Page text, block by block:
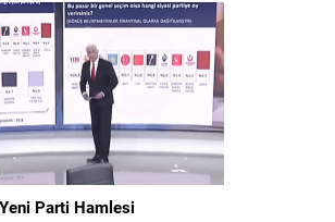
Ziyaretin en somut
imza attığı Mekke Ortak
oldu. Anlaşma; ortak
bölgesel barış, istikrar...
Parti Hamlesi